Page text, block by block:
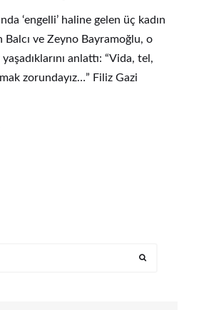
‘engelli’ haline gelen üç kadın
ve Zeyno Bayramoğlu, o
anlattı: “Vida, tel,
zorundayız…” Filiz Gazi